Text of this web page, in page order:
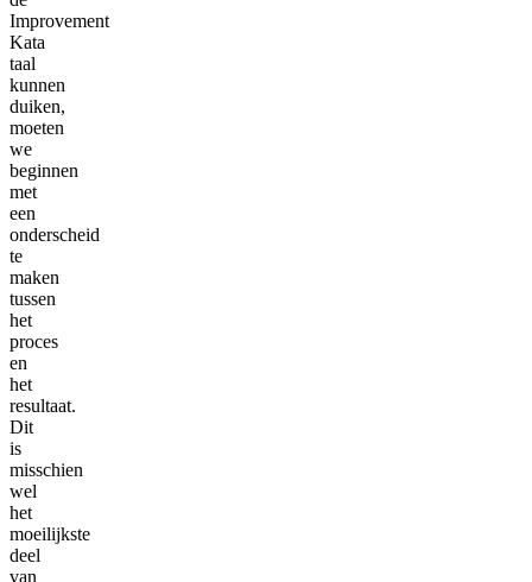
Improvement
Kata
taal
kunnen
duiken,
moeten
we
beginnen
met
een
onderscheid
te
maken
tussen
het
proces
en
het
resultaat.
Dit
is
misschien
wel
het
moeilijkste
deel
van